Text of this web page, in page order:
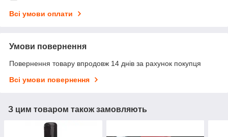
Всі умови оплати
Умови повернення
Повернення товару впродовж 14 днів за рахунок покупця
Всі умови повернення
З цим товаром також замовляють